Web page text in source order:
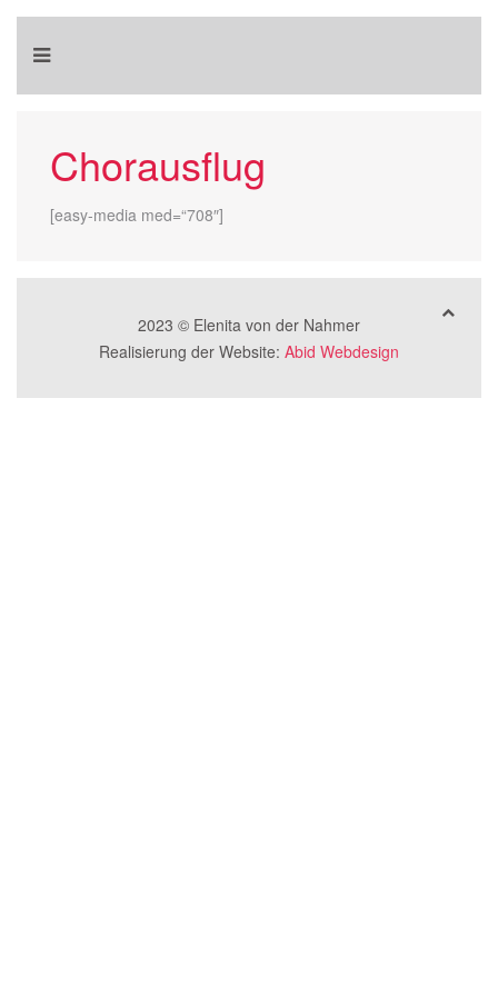
Chorausflug
[easy-media med=“708″]
2023 © Elenita von der Nahmer
Realisierung der Website: Abid Webdesign